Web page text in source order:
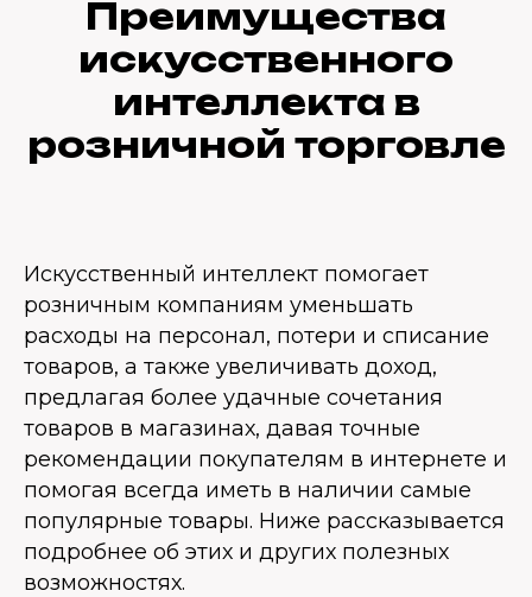
Преимущества
искусственного
интеллекта в
розничной торговле
Искусственный интеллект помогает
розничным компаниям уменьшать
расходы на персонал, потери и списание
товаров, а также увеличивать доход,
предлагая более удачные сочетания
товаров в магазинах, давая точные
рекомендации покупателям в интернете и
помогая всегда иметь в наличии самые
популярные товары. Ниже рассказывается
подробнее об этих и других полезных
возможностях.